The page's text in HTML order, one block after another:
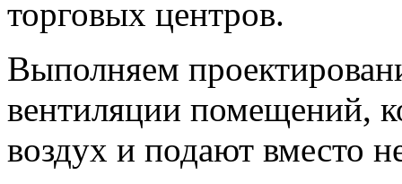
торговых центров.
Выполняем
вентиляции помещений,
воздух и подают вместо